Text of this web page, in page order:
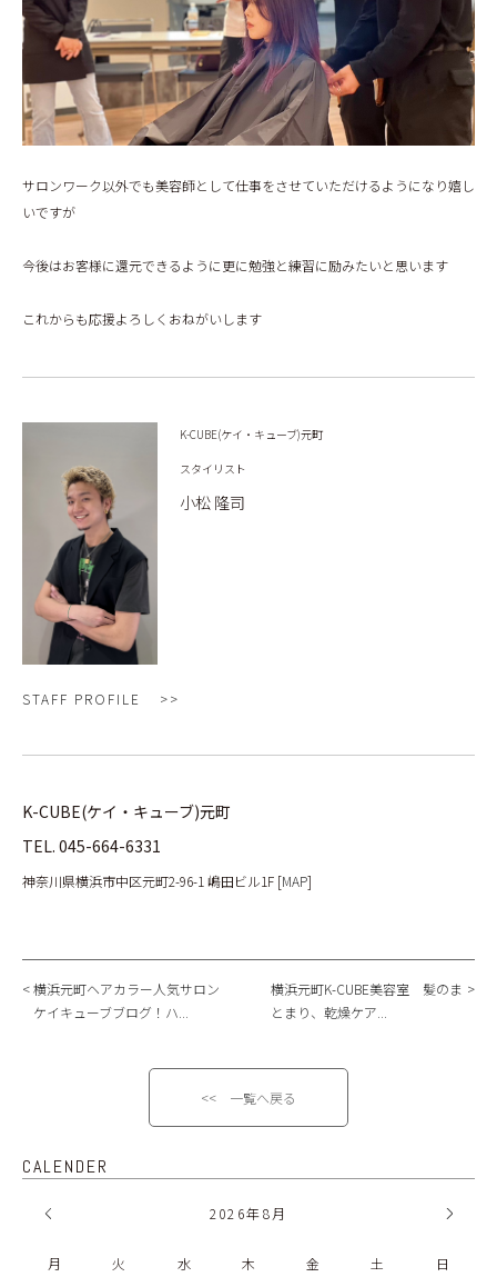
サロンワーク以外でも美容師として仕事をさせていただけるようになり嬉し
いですが
今後はお客様に還元できるように更に勉強と練習に励みたいと思います
これからも応援よろしくおねがいします
K-CUBE(ケイ・キューブ)元町
スタイリスト
小松 隆司
STAFF PROFILE
K-CUBE(ケイ・キューブ)元町
TEL. 045-664-6331
神奈川県横浜市中区元町2-96-1 嶋田ビル1F [MAP]
横浜元町ヘアカラー人気サロン
ケイキューブブログ！ハ...
横浜元町K-CUBE美容室 髪のま
とまり、乾燥ケア...
<< 一覧へ戻る
CALENDER
2026年8月
月 火 水 木 金 土
日